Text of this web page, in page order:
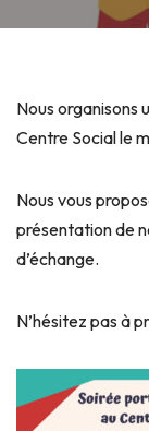
Nous organisons
Centre Social le
Nous vous
présentation de
d’échange.
N’hésitez pas à